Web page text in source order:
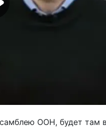
ООН, будет